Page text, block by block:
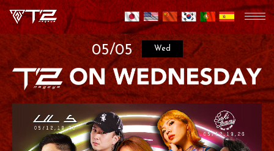
05/05 Wed